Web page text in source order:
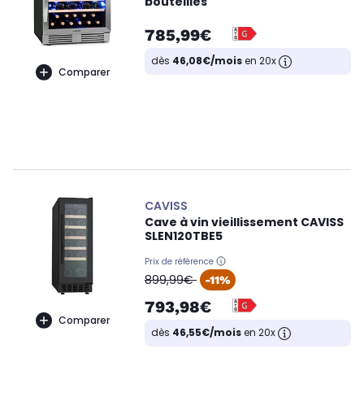
Comparer
785,99€
dès 46,08€/moisen 20x
Comparer
CAVISS
Cave à vin vieillissement CAVISS
SLEN120TBE5
Prix de référence
oldPrice
899,99€ -11%
793,98€
dès 46,55€/moisen 20x